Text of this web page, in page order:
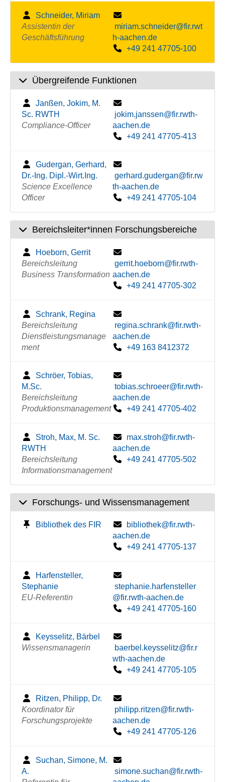
Schneider, Miriam
Assistentin der
Geschäftsführung
miriam.schneider@fir.rwt
h-aachen.de
+49 241 47705-100
Übergreifende Funktionen
Janßen, Jokim, M.
Sc. RWTH
Compliance-Officer
jokim.janssen@fir.rwth-
aachen.de
+49 241 47705-413
Gudergan, Gerhard,
Dr.-Ing. Dipl.-Wirt.Ing.
Science Excellence
Officer
gerhard.gudergan@fir.rw
th-aachen.de
+49 241 47705-104
Bereichsleiter*innen Forschungsbereiche
Hoeborn, Gerrit
Bereichsleitung
Business Transformation
gerrit.hoeborn@fir.rwth-
aachen.de
+49 241 47705-302
Schrank, Regina
Bereichsleitung
Dienstleistungsmanage
ment
regina.schrank@fir.rwth-
aachen.de
+49 163 8412372
Schröer, Tobias,
M.Sc.
Bereichsleitung
Produktionsmanagement
tobias.schroeer@fir.rwth-
aachen.de
+49 241 47705-402
Stroh, Max, M. Sc.
RWTH
Bereichsleitung
Informationsmanagement
max.stroh@fir.rwth-
aachen.de
+49 241 47705-502
Forschungs- und Wissensmanagement
Bibliothek des FIR
bibliothek@fir.rwth-
aachen.de
+49 241 47705-137
Harfensteller,
Stephanie
EU-Referentin
stephanie.harfensteller
@fir.rwth-aachen.de
+49 241 47705-160
Keysselitz, Bärbel
Wissensmanagerin
baerbel.keysselitz@fir.r
wth-aachen.de
+49 241 47705-105
Ritzen, Philipp, Dr.
Koordinator für
Forschungsprojekte
philipp.ritzen@fir.rwth-
aachen.de
+49 241 47705-126
Suchan, Simone, M.
A.
simone.suchan@fir.rwth-